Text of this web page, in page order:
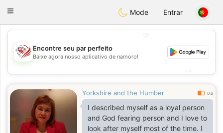
Dating
Toggle
Mode Entrar
💖
💕
Encontre seu par perfeito
Baixe agora nosso aplicativo de namoro!
Yorkshire and the Humber 0.6
I described myself as a loyal person
and God fearing person and I love to
look after myself most of the time. I